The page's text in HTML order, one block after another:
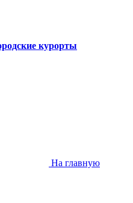
курорты
На главную